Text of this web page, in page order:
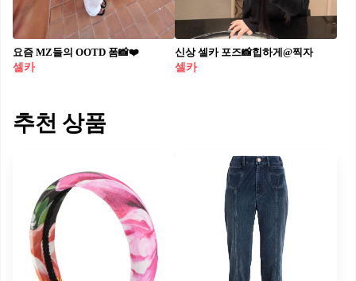
요즘 MZ들의 OOTD 폼📸❤️
셀카
신상 셀카 포즈📸힙하게@찍자
셀카
추천 상품